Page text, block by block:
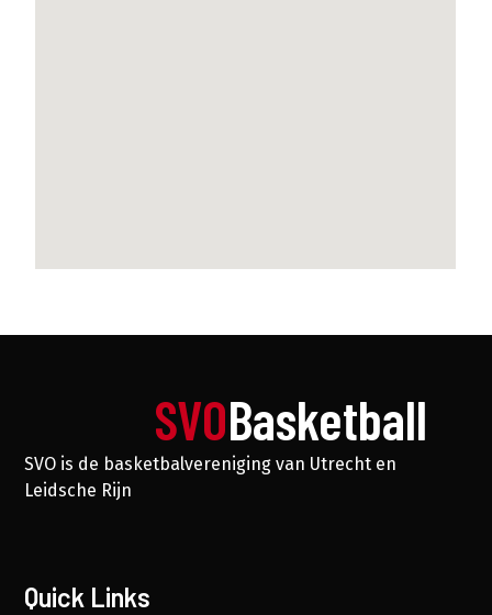
SVOBasketball
SVO is de basketbalvereniging van Utrecht en
Leidsche Rijn
Quick Links